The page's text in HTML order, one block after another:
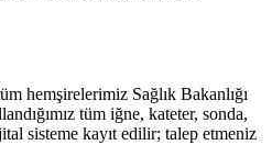
hemşirelerimiz Sağlık Bakanlığı
tüm iğne, kateter, sonda,
sisteme kayıt edilir; talep etmeniz